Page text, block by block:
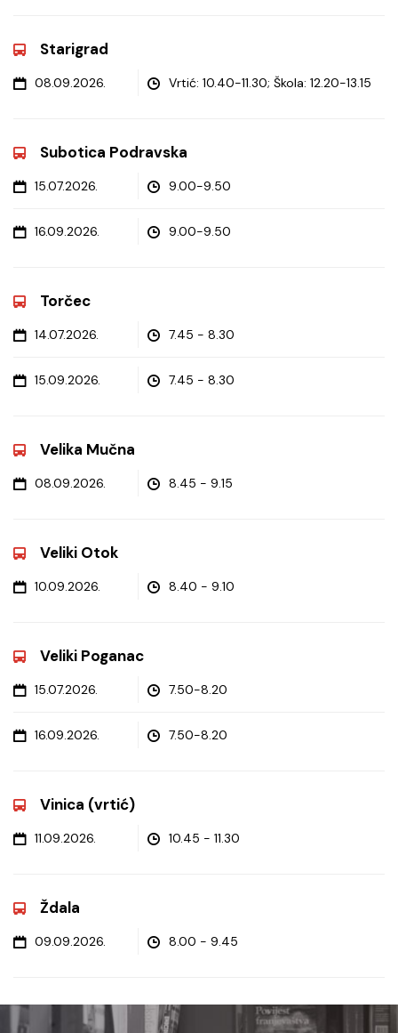
Starigrad
08.09.2026. Vrtić: 10.40-11.30; Škola: 12.20-13.15
Subotica Podravska
15.07.2026. 9.00-9.50
16.09.2026. 9.00-9.50
Torčec
14.07.2026. 7.45 - 8.30
15.09.2026. 7.45 - 8.30
Velika Mučna
08.09.2026. 8.45 - 9.15
Veliki Otok
10.09.2026. 8.40 - 9.10
Veliki Poganac
15.07.2026. 7.50-8.20
16.09.2026. 7.50-8.20
Vinica (vrtić)
11.09.2026. 10.45 - 11.30
Ždala
09.09.2026. 8.00 - 9.45